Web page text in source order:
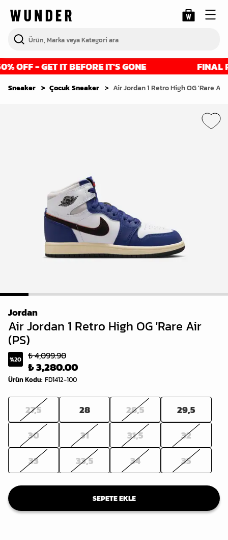
- GET IT BEFORE IT'S GONE FINAL
Sneaker Çocuk Sneaker Air Jordan 1 Retro High OG 'Rare Air
1 2 3 4 5 6 7 8
Jordan
Air Jordan 1 Retro High OG 'Rare Air
(PS)
%20 ₺ 4,099.90
₺ 3,280.00
Ürün Kodu: FD1412-100
27,5 28 28,5
29,5
30
31 31,5
32
33
33,5 34 35
SEPETE EKLE